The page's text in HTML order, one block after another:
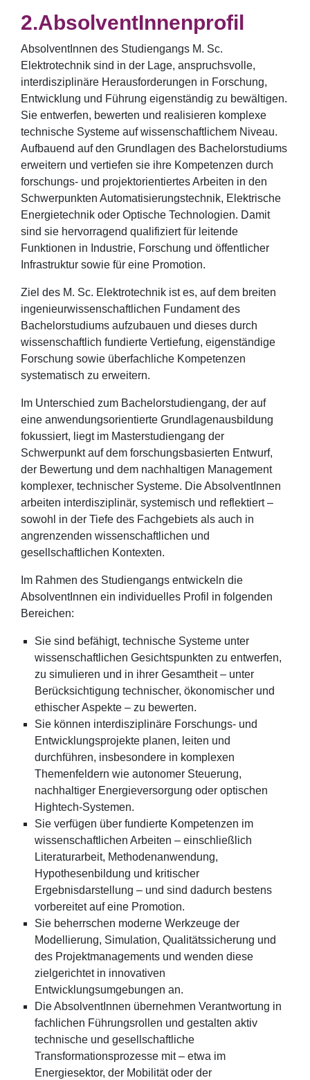
AbsolventInnenprofil
AbsolventInnen des Studiengangs M. Sc.
Elektrotechnik sind in der Lage, anspruchsvolle,
interdisziplinäre Herausforderungen in Forschung,
Entwicklung und Führung eigenständig zu bewältigen.
Sie entwerfen, bewerten und realisieren komplexe
technische Systeme auf wissenschaftlichem Niveau.
Aufbauend auf den Grundlagen des Bachelorstudiums
erweitern und vertiefen sie ihre Kompetenzen durch
forschungs- und projektorientiertes Arbeiten in den
Schwerpunkten Automatisierungstechnik, Elektrische
Energietechnik oder Optische Technologien. Damit
sind sie hervorragend qualifiziert für leitende
Funktionen in Industrie, Forschung und öffentlicher
Infrastruktur sowie für eine Promotion.
Ziel des M. Sc. Elektrotechnik ist es, auf dem breiten
ingenieurwissenschaftlichen Fundament des
Bachelorstudiums aufzubauen und dieses durch
wissenschaftlich fundierte Vertiefung, eigenständige
Forschung sowie überfachliche Kompetenzen
systematisch zu erweitern.
Im Unterschied zum Bachelorstudiengang, der auf
eine anwendungsorientierte Grundlagenausbildung
fokussiert, liegt im Masterstudiengang der
Schwerpunkt auf dem forschungsbasierten Entwurf,
der Bewertung und dem nachhaltigen Management
komplexer, technischer Systeme. Die AbsolventInnen
arbeiten interdisziplinär, systemisch und reflektiert –
sowohl in der Tiefe des Fachgebiets als auch in
angrenzenden wissenschaftlichen und
gesellschaftlichen Kontexten.
Im Rahmen des Studiengangs entwickeln die
AbsolventInnen ein individuelles Profil in folgenden
Bereichen:
Sie sind befähigt, technische Systeme unter
wissenschaftlichen Gesichtspunkten zu entwerfen,
zu simulieren und in ihrer Gesamtheit – unter
Berücksichtigung technischer, ökonomischer und
ethischer Aspekte – zu bewerten.
Sie können interdisziplinäre Forschungs- und
Entwicklungsprojekte planen, leiten und
durchführen, insbesondere in komplexen
Themenfeldern wie autonomer Steuerung,
nachhaltiger Energieversorgung oder optischen
Hightech-Systemen.
Sie verfügen über fundierte Kompetenzen im
wissenschaftlichen Arbeiten – einschließlich
Literaturarbeit, Methodenanwendung,
Hypothesenbildung und kritischer
Ergebnisdarstellung – und sind dadurch bestens
vorbereitet auf eine Promotion.
Sie beherrschen moderne Werkzeuge der
Modellierung, Simulation, Qualitätssicherung und
des Projektmanagements und wenden diese
zielgerichtet in innovativen
Entwicklungsumgebungen an.
Die AbsolventInnen übernehmen Verantwortung in
fachlichen Führungsrollen und gestalten aktiv
technische und gesellschaftliche
Transformationsprozesse mit – etwa im
Energiesektor, der Mobilität oder der